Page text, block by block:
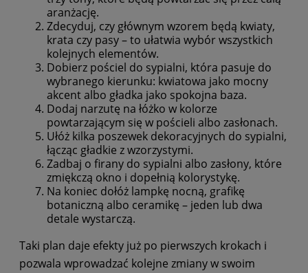
aranżację.
Zdecyduj, czy głównym wzorem będą kwiaty,
krata czy pasy – to ułatwia wybór wszystkich
kolejnych elementów.
Dobierz pościel do sypialni, która pasuje do
wybranego kierunku: kwiatowa jako mocny
akcent albo gładka jako spokojna baza.
Dodaj narzutę na łóżko w kolorze
powtarzającym się w pościeli albo zasłonach.
Ułóż kilka poszewek dekoracyjnych do sypialni,
łącząc gładkie z wzorzystymi.
Zadbaj o firany do sypialni albo zasłony, które
zmiękczą okno i dopełnią kolorystykę.
Na koniec dołóż lampkę nocną, grafikę
botaniczną albo ceramikę – jeden lub dwa
detale wystarczą.
Taki plan daje efekty już po pierwszych krokach i
pozwala wprowadzać kolejne zmiany w swoim